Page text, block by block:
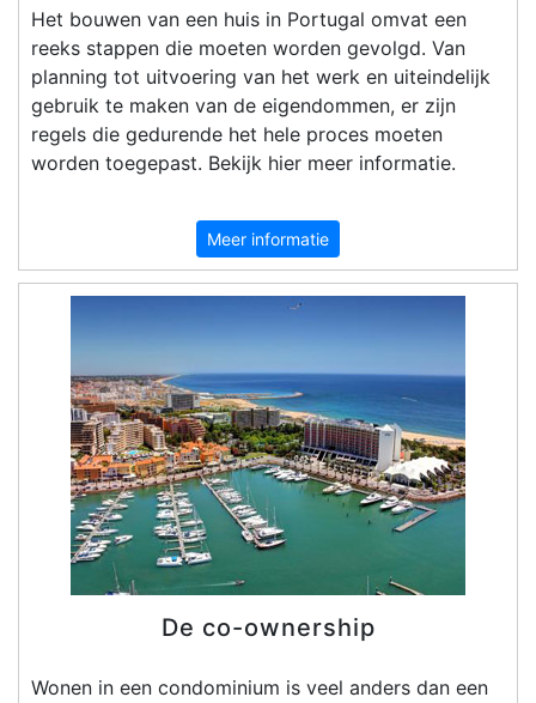
Het bouwen van een huis in Portugal omvat een
reeks stappen die moeten worden gevolgd. Van
planning tot uitvoering van het werk en uiteindelijk
gebruik te maken van de eigendommen, er zijn
regels die gedurende het hele proces moeten
worden toegepast. Bekijk hier meer informatie.
Meer informatie
De co-ownership
Wonen in een condominium is veel anders dan een